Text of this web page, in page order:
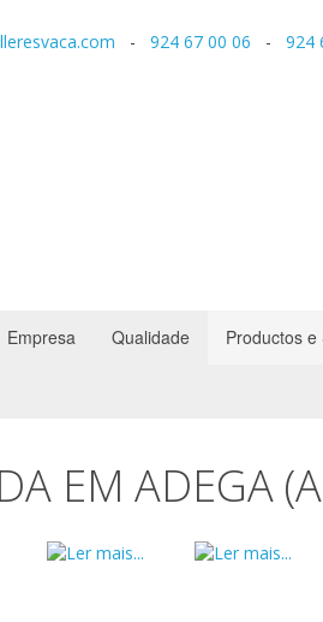
- 924 67 00 06 - 924
Empresa Qualidade Productos e
EM ADEGA